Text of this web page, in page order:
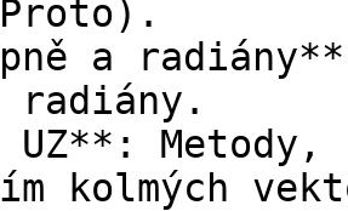
a
radiány.
kolmých